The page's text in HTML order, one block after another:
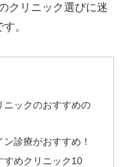
クリニック選びに迷
。
ニックのおすすめの
診療がおすすめ！
すめクリニック10